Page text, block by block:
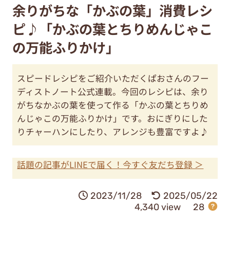
余りがちな「かぶの葉」消費レシ
ピ♪「かぶの葉とちりめんじゃこ
の万能ふりかけ」
スピードレシピをご紹介いただくぱおさんのフー
ディストノート公式連載。今回のレシピは、余り
がちなかぶの葉を使って作る「かぶの葉とちりめ
んじゃこの万能ふりかけ」です。おにぎりにした
りチャーハンにしたり、アレンジも豊富ですよ♪
話題の記事がLINEで届く！今すぐ友だち登録 ＞
2023/11/28
2025/05/22
4,340 view
28